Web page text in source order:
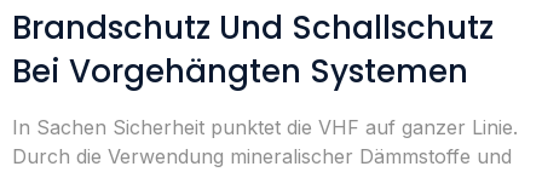
Brandschutz Und Schallschutz
Bei Vorgehängten Systemen
In Sachen Sicherheit punktet die VHF auf ganzer Linie.
Durch die Verwendung mineralischer Dämmstoffe und